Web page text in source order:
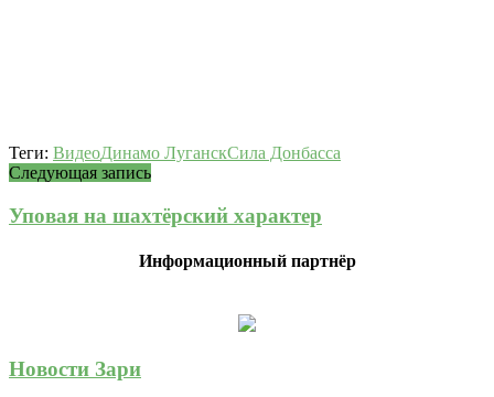
Теги: ВидеоДинамо ЛуганскСила Донбасса
Следующая запись
Уповая на шахтёрский характер
Информационный партнёр
Новости Зари